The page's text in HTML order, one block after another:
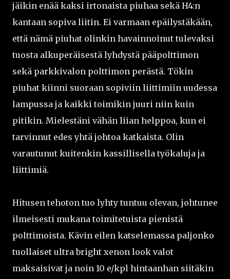
jäikin enää kaksi irtonaista piuhaa sekä H4:n
kantaan sopiva liitin. Ei varmaan epäilystäkään,
että nämä piuhat olinkin havainnoinut tulevaksi
tuosta alkuperäisestä lyhdystä pääpolttimon
sekä parkkivalon polttimon perästä. Tökin
piuhat kiinni suoraan sopiviin liittimiin uudessa
lampussa ja kaikki toimikin juuri niin kuin
pitikin. Mielestäni vähän liian helppoa, kun ei
tarvinnut edes yhtä johtoa katkaista. Olin
varautunut kuitenkin kassillisella työkaluja ja
liittimiä.
Hitusen tehoton tuo lyhty tuntuu olevan, johtunee
ilmeisesti mukana toimitetuista pienistä
polttimoista. Kävin eilen katselemassa paljonko
tuollaiset ultra bright xenon look valot
maksaisivat ja noin 10 e/kpl hintaanhan siitäkin